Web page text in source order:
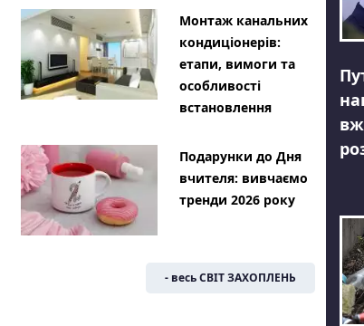
Монтаж канальних
кондиціонерів:
етапи, вимоги та
особливості
встановлення
Подарунки до Дня
вчителя: вивчаємо
тренди 2026 року
- весь СВІТ ЗАХОПЛЕНЬ